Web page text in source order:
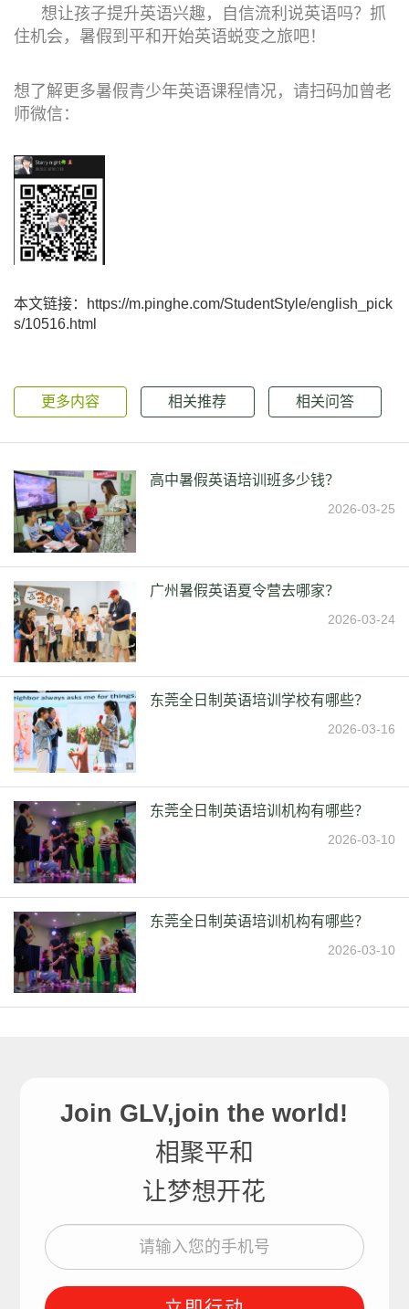
想让孩子提升英语兴趣，自信流利说英语吗？抓
住机会，暑假到平和开始英语蜕变之旅吧！
想了解更多暑假青少年英语课程情况，请扫码加曾老
师微信：
本文链接：https://m.pinghe.com/StudentStyle/english_pick
s/10516.html
更多内容 相关推荐 相关问答
高中暑假英语培训班多少钱？
2026-03-25
广州暑假英语夏令营去哪家？
2026-03-24
东莞全日制英语培训学校有哪些？
2026-03-16
东莞全日制英语培训机构有哪些？
2026-03-10
东莞全日制英语培训机构有哪些？
2026-03-10
Join GLV,join the world!
相聚平和
让梦想开花